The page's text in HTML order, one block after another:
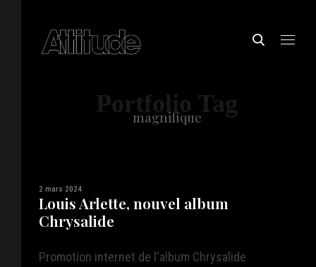
Portfolio Tag
magnifique
2 mars 2024
Louis Arlette, nouvel album
Chrysalide
Promotion internet de l'album Chrysalide